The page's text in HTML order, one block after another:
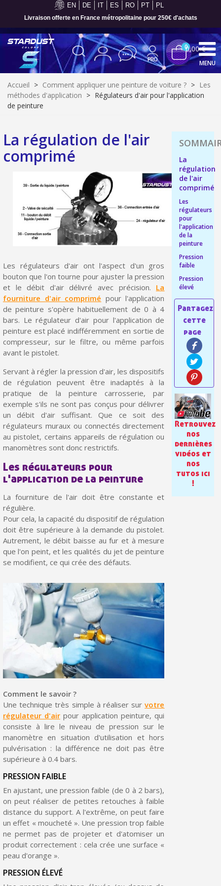
EN DE IT ES RO PT PL
Livraison offerte en France métropolitaine pour 250€ d'achats
Inscription à la newsletter : 5€ de réduction
Livraison sous 24 h en France Métropolitaine
Livraison offerte en France métropolitaine pour 250€ d'achats
Votre devis en ligne en moins d'1 minute
Partagez vos créations et obtenez des bons d'achat
Gagnez des points de fidélité à chaque commande
Livraison sous 24 h en France Métropolitaine
Retour produits sous 14 jours
Réduction de 5€ sur la première commande
10€ de bon d'achat pour chaque parrainage
Inscription à la newsletter : 5€ de réduction
Livraison sous 24 h en France Métropolitaine
Livraison offerte en France métropolitaine pour 250€ d'achats
Paiement en 4x sans frais dès 30€ d'achats
Partagez vos créations et obtenez des bons d'achat
Gagnez des points de fidélité à chaque commande
Livraison sous 24 h en France Métropolitaine
Retour produits sous 14 jours
Réduction de 5€ sur la première commande
Inscription à la newsletter : 5€ de réduction
Inscription à la newsletter : 5€ de réduction
Livraison sous 24 h en France Métropolitaine
Livraison offerte en France métropolitaine pour 250€ d'achats
Paiement en 4x sans frais dès 30€ d'achats
Votre devis en ligne en moins d'1 minute
00,00 €
MENU
Accueil > Comment appliquer une peinture de voiture ? > Les
méthodes d'application > Régulateurs d'air pour l'application
de peinture
La régulation de l'air
comprimé
Les régulateurs d'air ont l'aspect d'un gros
bouton que l'on tourne pour ajuster la pression
et le débit d'air délivré avec précision. La
fourniture d'air comprimé pour l'application
de peinture s'opère habituellement de 0 à 4
bars. Le régulateur d'air pour l'application de
peinture est placé indifféremment en sortie de
compresseur, sur le filtre, ou même parfois
avant le pistolet.
Servant à régler la pression d'air, les dispositifs
de régulation peuvent être inadaptés à la
pratique de la peinture carrosserie, par
exemple s'ils ne sont pas conçus pour délivrer
un débit d'air suffisant. Que ce soit des
régulateurs muraux ou connectés directement
au pistolet, certains appareils de régulation ou
manomètres sont donc restrictifs.
Les régulateurs pour
l'application de la peinture
La fourniture de l'air doit être constante et
régulière.
Pour cela, la capacité du dispositif de régulation
doit être supérieure à la demande du pistolet.
Autrement, le débit baisse au fur et à mesure
que l'on peint, et les qualités du jet de peinture
se modifient, ce qui crée des défauts.
Comment le savoir ?
Une technique très simple à réaliser survotre
régulateur d'air pour application peinture, qui
consiste à lire le niveau de pression sur le
manomètre en situation d'utilisation et hors
pulvérisation : la différence ne doit pas être
supérieure à 0.4 bars.
PRESSION FAIBLE
En ajustant, une pression faible (de 0 à 2 bars),
on peut réaliser de petites retouches à faible
distance du support. A l'extrême, on peut faire
un effet « moucheté ». Une pression trop faible
ne permet pas de projeter et d'atomiser un
produit correctement : cela crée une surface «
peau d'orange ».
PRESSION ÉLEVÉ
La
régulation
de l'air
comprimé
Les
régulateurs
pour
l'application
de la
peinture
Pression
faible
Pression
élevé
Retrouvez
nos
dernières
vidéos et
nos
tutos ici
!